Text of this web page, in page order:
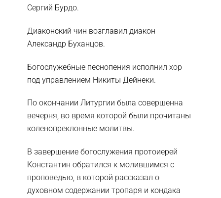
Сергий Бурдо.
Диаконский чин возглавил диакон
Александр Буханцов.
Богослужебные песнопения исполнил хор
под управлением Никиты Дейнеки.
По окончании Литургии была совершенна
вечерня, во время которой были прочитаны
коленопреклонные молитвы.
В завершение богослужения протоиерей
Константин обратился к молившимся с
проповедью, в которой рассказал о
духовном содержании тропаря и кондака